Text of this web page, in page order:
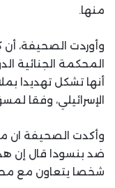
منها.
وأوردت الصحيفة،
المحكمة الجنائية
أنها تشكل تهديدا
الإسرائيلي، وفقا
وأكدت الصحيفة ان
ضد بنسودا قال إن
شخصا يتعاون مع